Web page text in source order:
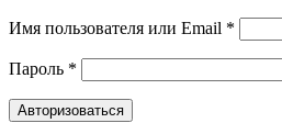
Имя пользователя или Email *
Пароль *
Авторизоваться